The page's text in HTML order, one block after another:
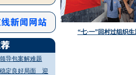
导包案解难题
定良好局面 迎
“七·一”回村过组织生